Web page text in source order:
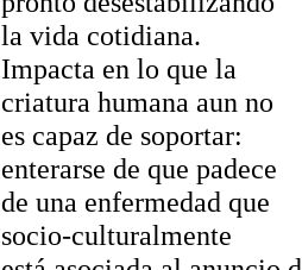
la vida cotidiana.
Impacta en lo que la
criatura humana aun no
es capaz de soportar:
enterarse de que padece
de una enfermedad que
socio-culturalmente